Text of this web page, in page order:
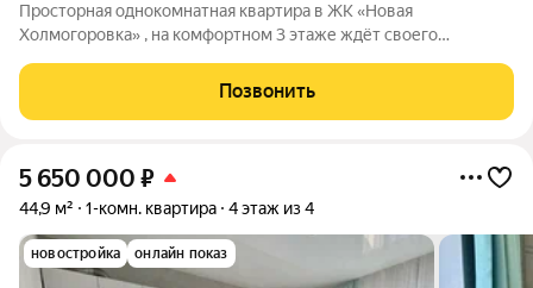
Просторная однокомнатная квартира в ЖК «Новая
Холмогоровка» , на комфортном 3 этаже ждёт своего
выходом на французкий балкон из комнаты и кухни. В
квартире АВТОНОМНОЕ ОТОПЛЕНИЕ! Это значит,
Позвонить
5 650 000 ₽
44,9 м² 1-комн. квартира 4 этаж из 4
новостройка онлайн показ